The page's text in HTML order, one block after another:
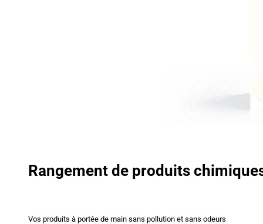
Rangement de produits
Vos produits à portée de main sans pollution et sans odeurs